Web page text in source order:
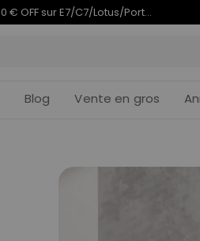
10 Anniversaire Early Brid : jusqu'à 250 € OFF sur E7/C7/Lotus/PortaGo | 1–17 août
Blog Vente en gros